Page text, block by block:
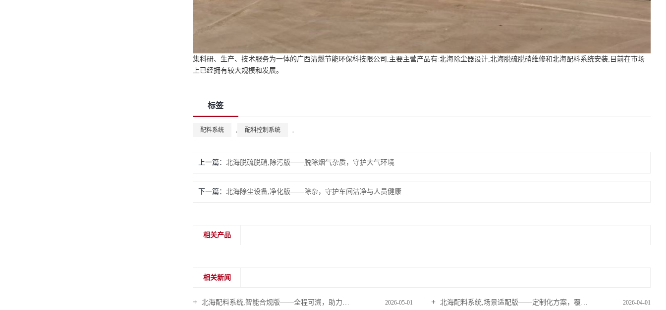
集科研、生产、技术服务为一体的广西清燃节能环保科技限公司,主要主营产品有:北海除尘器设计,北海脱硫脱硝维修和北海配料系统安装,目前在市场
上已经拥有较大规模和发展。
标签
配料系统 , 配料控制系统 ,
上一篇：北海脱硫脱硝,除污版——脱除烟气杂质，守护大气环境
下一篇：北海除尘设备,净化版——除杂，守护车间洁净与人员健康
相关产品
相关新闻
北海配料系统,智能合规版——全程可溯，助力企业精细化合规生产 2026-05-01 北海配料系统,场景适配版——定制化方案，覆盖全行业配料需求 2026-04-01